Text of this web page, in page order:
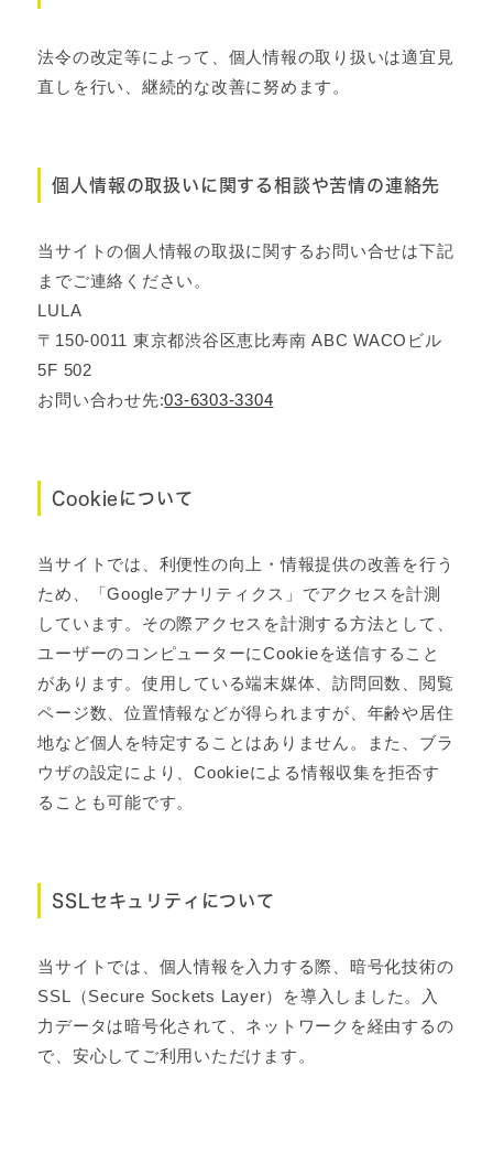
法令の改定等によって、個人情報の取り扱いは適宜見
直しを行い、継続的な改善に努めます。
個人情報の取扱いに関する相談や苦情の連絡先
当サイトの個人情報の取扱に関するお問い合せは下記
までご連絡ください。
LULA
〒150-0011 東京都渋谷区恵比寿南 ABC WACOビル
5F 502
お問い合わせ先:03-6303-3304
Cookieについて
当サイトでは、利便性の向上・情報提供の改善を行う
ため、「Googleアナリティクス」でアクセスを計測
しています。その際アクセスを計測する方法として、
ユーザーのコンピューターにCookieを送信すること
があります。使用している端末媒体、訪問回数、閲覧
ページ数、位置情報などが得られますが、年齢や居住
地など個人を特定することはありません。また、ブラ
ウザの設定により、Cookieによる情報収集を拒否す
ることも可能です。
SSLセキュリティについて
当サイトでは、個人情報を入力する際、暗号化技術の
SSL（Secure Sockets Layer）を導入しました。入
力データは暗号化されて、ネットワークを経由するの
で、安心してご利用いただけます。